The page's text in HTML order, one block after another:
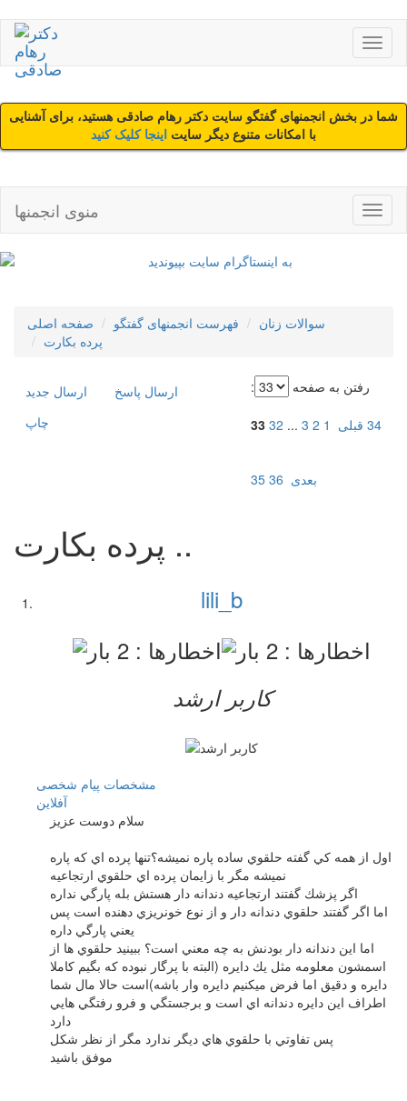
شما در بخش انجمنهای گفتگو سایت دکتر رهام صادقی هستید، برای آشنایی
با امکانات متنوع دیگر سایت اینجا کلیک کنید
منوی انجمنها
صفحه اصلی فهرست انجمنهای گفتگو
سوالات زنان
پرده بکارت
ارسال جديد
ارسال پاسخ
چاپ
رفتن به صفحه :
قبلی 1
2
3
...
32
33 34
35 36 بعدی
پرده بکارت ..
lili_b
کاربر ارشد
مشخصات پیام شخصی
آفلاين
سلام دوست عزيز
اول از همه كي گفته حلقوي ساده پاره نميشه؟تنها پرده اي كه پاره
نميشه مگر با زايمان پرده اي حلقوي ارتجاعيه
اگر پزشك گفتند ارتجاعيه دندانه دار هستش بله پارگي نداره
اما اگر گفتند حلقوي دندانه دار و از نوع خونريزي دهنده است پس
يعني پارگي داره
اما اين دندانه دار بودنش به چه معني است؟ ببينيد حلقوي ها از
اسمشون معلومه مثل يك دايره (البته با پرگار نبوده كه بگيم كاملا
دايره و دقيق اما فرض ميكنيم دايره وار باشه)است حالا مال شما
اطراف اين دايره دندانه اي است و برجستگي و فرو رفتگي هايي
دارد
پس تفاوتي با حلقوي هاي ديگر ندارد مگر از نظر شكل
موفق باشيد